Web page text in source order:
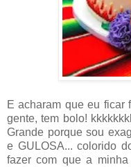
E acharam que eu
gente, tem bolo!
Grande porque sou
e GULOSA... colorido
fazer com que a